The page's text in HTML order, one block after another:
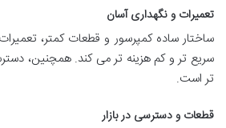
تعمیرات و نگهداری آسان
ساختار ساده کمپرسور و قطعات کمتر،
سریع تر و کم هزینه تر می کند. همچنین،
تر است.
قطعات و دسترسی در بازار